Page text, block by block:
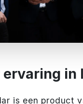
ervaring in
is een product